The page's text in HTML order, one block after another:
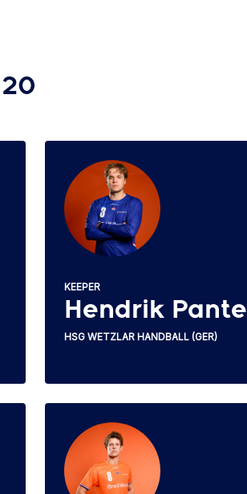
KEEPER
Hendrik Pantel
HSG WETZLAR HANDBALL (GER)